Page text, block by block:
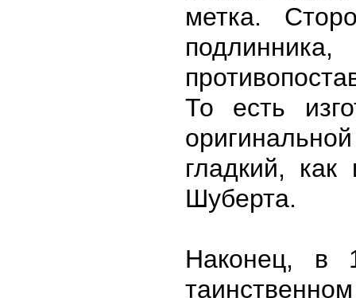
метка.
То есть
гладкий,
Шуберта.
Наконец, в